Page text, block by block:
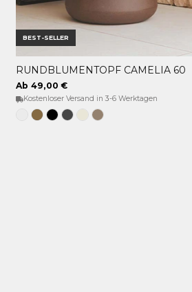
BEST-SELLER
OPTIONEN WÄHLEN
RUNDBLUMENTOPF CAMELIA 60
Ab 49,00 €
Kostenloser Versand in 3-6 Werktagen
WeissBronzeSchwarz
Anthrazit
Opak-
Beige
Taupe